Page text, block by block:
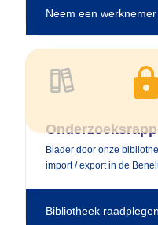
Neem een
Blader door onze
import / export in de
Bibliotheek raadplegen